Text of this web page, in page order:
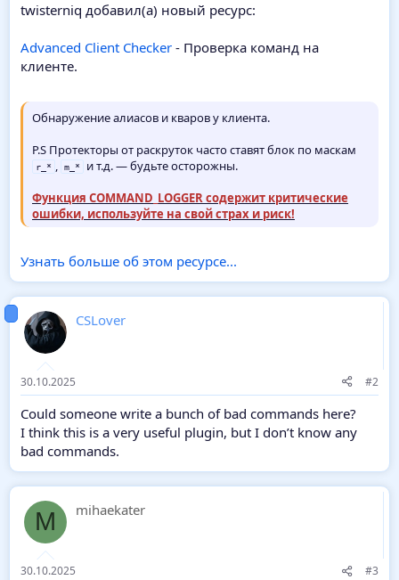
twisterniq добавил(а) новый ресурс:
Advanced Client Checker - Проверка команд на
клиенте.
Обнаружение алиасов и кваров у клиента.
P.S Протекторы от раскруток часто ставят блок по маскам
r_* , m_*
и т.д. — будьте осторожны.
Функция COMMAND_LOGGER содержит критические
ошибки, используйте на свой страх и риск!
Узнать больше об этом ресурсе...
CSLover
30.10.2025 #2
Could someone write a bunch of bad commands here?
I think this is a very useful plugin, but I don’t know any
bad commands.
M mihaekater
30.10.2025 #3